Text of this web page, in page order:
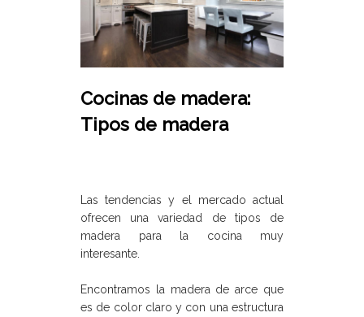
Cocinas de madera:
Tipos de madera
Las tendencias y el mercado actual
ofrecen una variedad de tipos de
madera para la cocina muy
interesante.
Encontramos la madera de arce que
es de color claro y con una estructura